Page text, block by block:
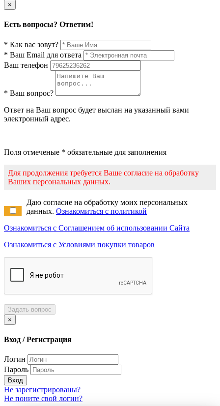
×
Есть вопросы? Ответим!
* Как вас зовут?
* Ваш Email для ответа
Ваш телефон
* Ваш вопрос?
Ответ на Ваш вопрос будет выслан на указанный вами
электронный адрес.
Поля отмеченые * обязательные для заполнения
Для продолжения требуется Ваше согласие на обработку
Ваших персональных данных.
Даю согласие на обработку моих персональных
данных. Ознакомиться с политикой
Ознакомиться с Соглашением об использовании Сайта
Ознакомиться с Условиями покупки товаров
Задать вопрос
×
Вход / Регистрация
Логин
Пароль
Вход
Не зарегистрированы?
Не поните свой логин?